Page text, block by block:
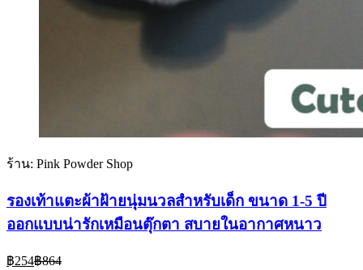
ร้าน: Pink Powder Shop
รองเท้าแตะผ้าฝ้ายนุ่มนวลสำหรับเด็ก ขนาด 1-5 ปี
ออกแบบน่ารักเหมือนตุ๊กตา สบายในอากาศหนาว
฿254Current
฿864